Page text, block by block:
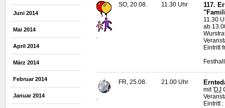
Juni 2014
Mai 2014
April 2014
März 2014
Februar 2014
Januar 2014
SO, 20.08. 11.30 Uhr
117.
11.30
ab
Eintritt
.
FR, 25.08. 21.00 Uhr
mit 'DJ
Eintritt